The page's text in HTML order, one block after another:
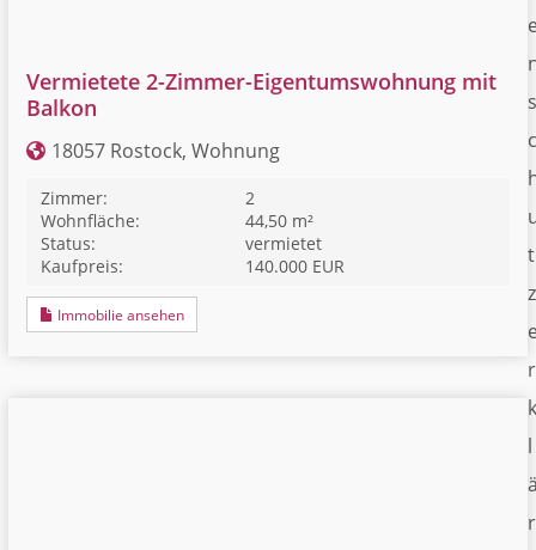
Vermietete 2-Zimmer-Eigentumswohnung mit
Balkon
18057 Rostock, Wohnung
Zimmer:
2
Wohnfläche:
44,50 m²
Status:
vermietet
Kaufpreis:
140.000 EUR
Immobilie ansehen
s
c
t
z
r
k
l
r